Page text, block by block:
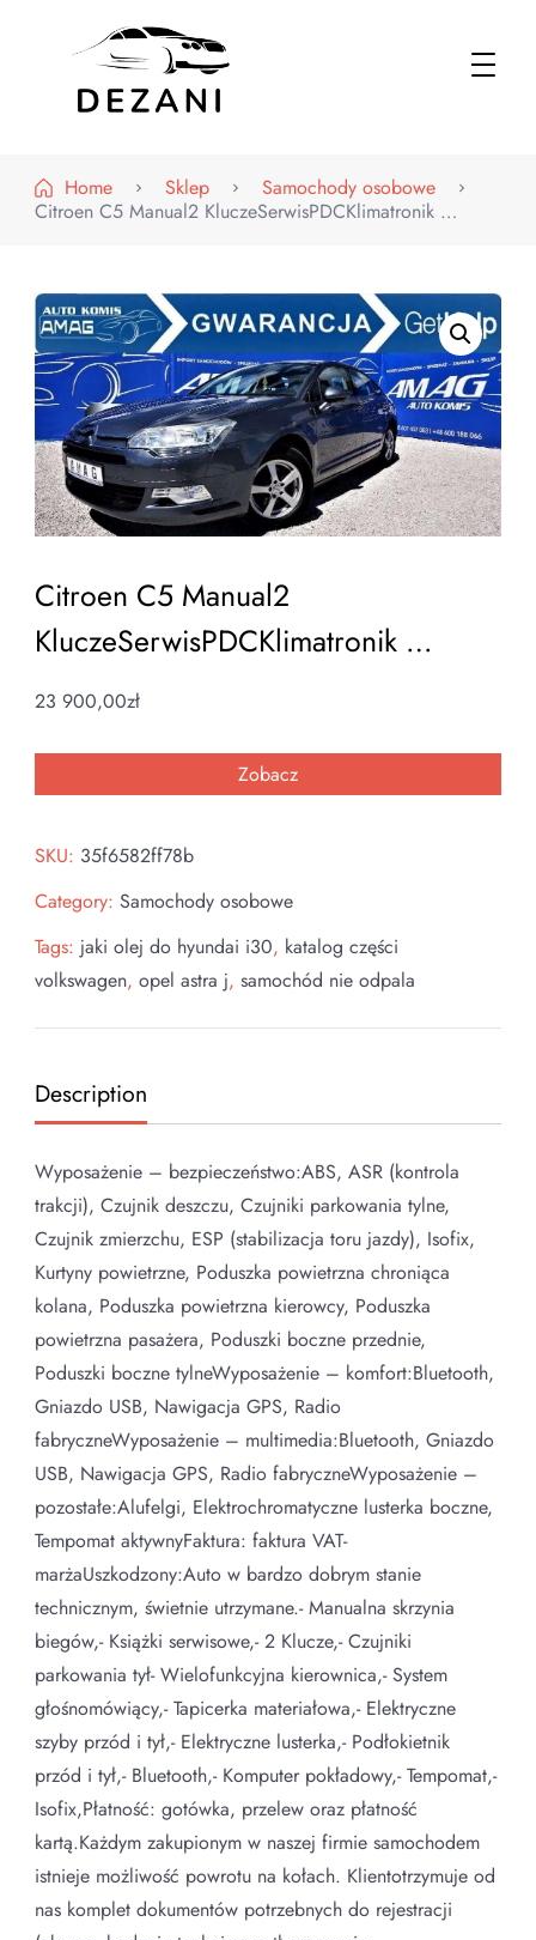
Home
Sklep
Samochody osobowe
Citroen C5 Manual2 KluczeSerwisPDCKlimatronik …
Citroen C5 Manual2
KluczeSerwisPDCKlimatronik …
23 900,00zł
Zobacz
SKU: 35f6582ff78b
Category: Samochody osobowe
Tags: jaki olej do hyundai i30, katalog części
volkswagen, opel astra j, samochód nie odpala
Description
Wyposażenie – bezpieczeństwo:ABS, ASR (kontrola
trakcji), Czujnik deszczu, Czujniki parkowania tylne,
Czujnik zmierzchu, ESP (stabilizacja toru jazdy), Isofix,
Kurtyny powietrzne, Poduszka powietrzna chroniąca
kolana, Poduszka powietrzna kierowcy, Poduszka
powietrzna pasażera, Poduszki boczne przednie,
Poduszki boczne tylneWyposażenie – komfort:Bluetooth,
Gniazdo USB, Nawigacja GPS, Radio
fabryczneWyposażenie – multimedia:Bluetooth, Gniazdo
USB, Nawigacja GPS, Radio fabryczneWyposażenie –
pozostałe:Alufelgi, Elektrochromatyczne lusterka boczne,
Tempomat aktywnyFaktura: faktura VAT-
marżaUszkodzony:Auto w bardzo dobrym stanie
technicznym, świetnie utrzymane.- Manualna skrzynia
biegów,- Książki serwisowe,- 2 Klucze,- Czujniki
parkowania tył- Wielofunkcyjna kierownica,- System
głośnomówiący,- Tapicerka materiałowa,- Elektryczne
szyby przód i tył,- Elektryczne lusterka,- Podłokietnik
przód i tył,- Bluetooth,- Komputer pokładowy,- Tempomat,-
Isofix,Płatność: gotówka, przelew oraz płatność
kartą.Każdym zakupionym w naszej firmie samochodem
istnieje możliwość powrotu na kołach. Klientotrzymuje od
nas komplet dokumentów potrzebnych do rejestracji